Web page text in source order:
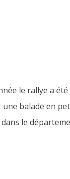
le rallye a
balade en
le